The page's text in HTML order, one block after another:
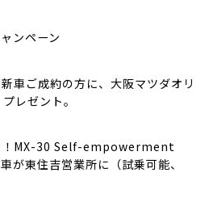
ンペーン
車ご成約の方に、大阪マツダオリ
レゼント。
！MX-30 Self-empowerment
東住吉営業所に（試乗可能、